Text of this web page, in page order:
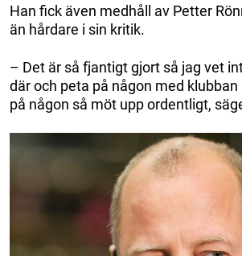
Han fick även medhåll av Petter
än hårdare i sin kritik.
– Det är så fjantigt gjort så jag vet
där och peta på någon med
på någon så möt upp ordentligt,